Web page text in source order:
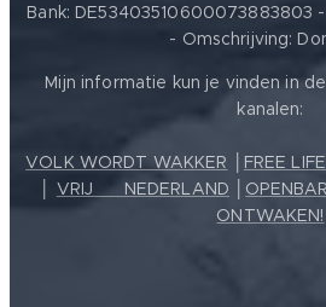
Bank: DE53403510600073883803
- Omschrijving:
Mijn informatie kun je vinden in
kanalen:
VOLK WORDT WAKKER FREE
VRIJ ❤️ NEDERLAND
ONTWAKEN!